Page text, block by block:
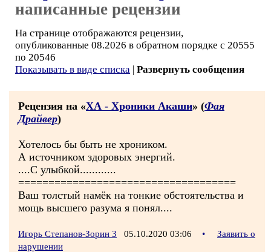
написанные рецензии
На странице отображаются рецензии,
опубликованные 08.2026 в обратном порядке с 20555
по 20546
Показывать в виде списка | Развернуть сообщения
Рецензия на «ХА - Хроники Акаши» (Фая
Драйвер)
Хотелось бы быть не хроником.
А источником здоровых энергий.
....С улыбкой............
====================================
Ваш толстый намёк на тонкие обстоятельства и
мощь высшего разума я понял....
Игорь Степанов-Зорин 3 05.10.2020 03:06 •
Заявить о
нарушении